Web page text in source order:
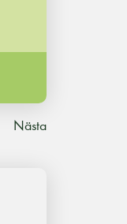
Nästa